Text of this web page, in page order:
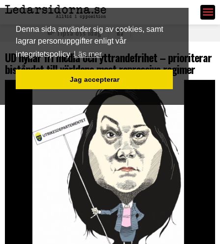
Denna sida använder sig av cookies, samt
lagrar personuppgifter enligt vår
integritetspolicyLäs mer
Jag accepterar
Ledarsidorna.se
Tipsa oss idag
UD hyllar fri media och yttrandefrihet – prioriterar
biståndet till världens mest repressiva regimer